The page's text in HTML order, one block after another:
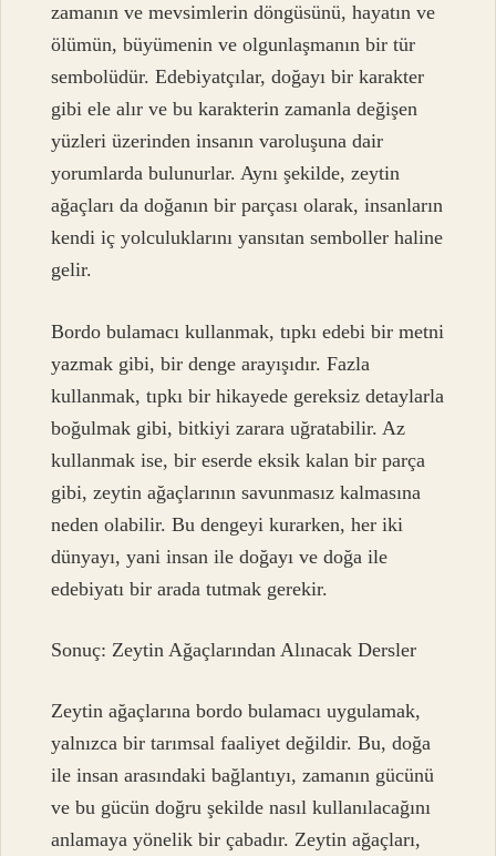
zamanın ve mevsimlerin döngüsünü, hayatın ve
ölümün, büyümenin ve olgunlaşmanın bir tür
sembolüdür. Edebiyatçılar, doğayı bir karakter
gibi ele alır ve bu karakterin zamanla değişen
yüzleri üzerinden insanın varoluşuna dair
yorumlarda bulunurlar. Aynı şekilde, zeytin
ağaçları da doğanın bir parçası olarak, insanların
kendi iç yolculuklarını yansıtan semboller haline
gelir.
Bordo bulamacı kullanmak, tıpkı edebi bir metni
yazmak gibi, bir denge arayışıdır. Fazla
kullanmak, tıpkı bir hikayede gereksiz detaylarla
boğulmak gibi, bitkiyi zarara uğratabilir. Az
kullanmak ise, bir eserde eksik kalan bir parça
gibi, zeytin ağaçlarının savunmasız kalmasına
neden olabilir. Bu dengeyi kurarken, her iki
dünyayı, yani insan ile doğayı ve doğa ile
edebiyatı bir arada tutmak gerekir.
Sonuç: Zeytin Ağaçlarından Alınacak Dersler
Zeytin ağaçlarına bordo bulamacı uygulamak,
yalnızca bir tarımsal faaliyet değildir. Bu, doğa
ile insan arasındaki bağlantıyı, zamanın gücünü
ve bu gücün doğru şekilde nasıl kullanılacağını
anlamaya yönelik bir çabadır. Zeytin ağaçları,